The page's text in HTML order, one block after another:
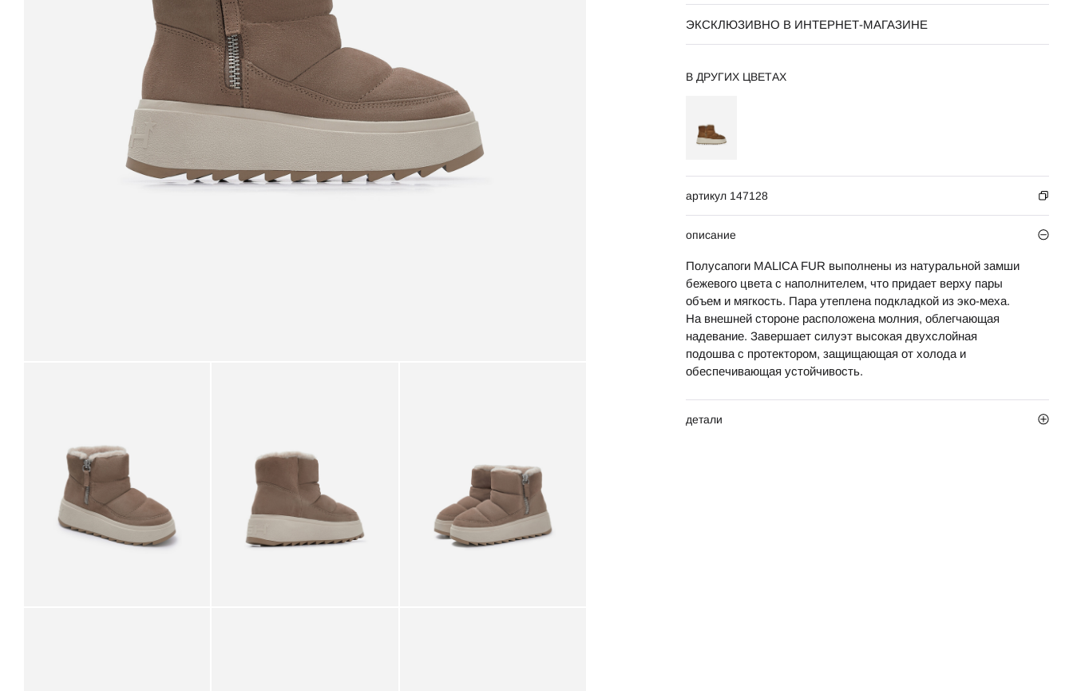
ЭКСКЛЮЗИВНО В ИНТЕРНЕТ-МАГАЗИНЕ
В ДРУГИХ ЦВЕТАХ
артикул 147128
описание
Полусапоги MALICA FUR выполнены из натуральной замши
бежевого цвета с наполнителем, что придает верху пары
объем и мягкость. Пара утеплена подкладкой из эко-меха.
На внешней стороне расположена молния, облегчающая
надевание. Завершает силуэт высокая двухслойная
подошва с протектором, защищающая от холода и
обеспечивающая устойчивость.
детали